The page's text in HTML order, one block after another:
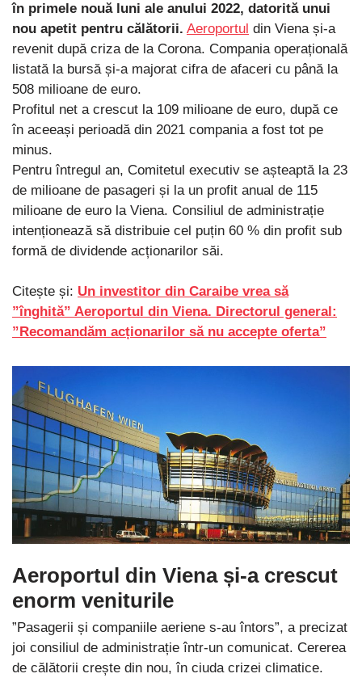
în primele nouă luni ale anului 2022, datorită unui
nou apetit pentru călătorii. Aeroportul din Viena și-a
revenit după criza de la Corona. Compania operațională
listată la bursă și-a majorat cifra de afaceri cu până la
508 milioane de euro.
Profitul net a crescut la 109 milioane de euro, după ce
în aceeași perioadă din 2021 compania a fost tot pe
minus.
Pentru întregul an, Comitetul executiv se așteaptă la 23
de milioane de pasageri și la un profit anual de 115
milioane de euro la Viena. Consiliul de administrație
intenționează să distribuie cel puțin 60 % din profit sub
formă de dividende acționarilor săi.
Citește și: Un investitor din Caraibe vrea să
”înghită” Aeroportul din Viena. Directorul general:
”Recomandăm acționarilor să nu accepte oferta”
Aeroportul din Viena și-a crescut
enorm veniturile
”Pasagerii și companiile aeriene s-au întors”, a precizat
joi consiliul de administrație într-un comunicat. Cererea
de călătorii crește din nou, în ciuda crizei climatice.